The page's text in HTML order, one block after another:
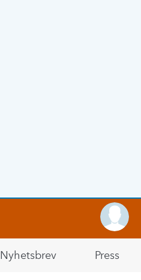
Nyhetsbrev Press